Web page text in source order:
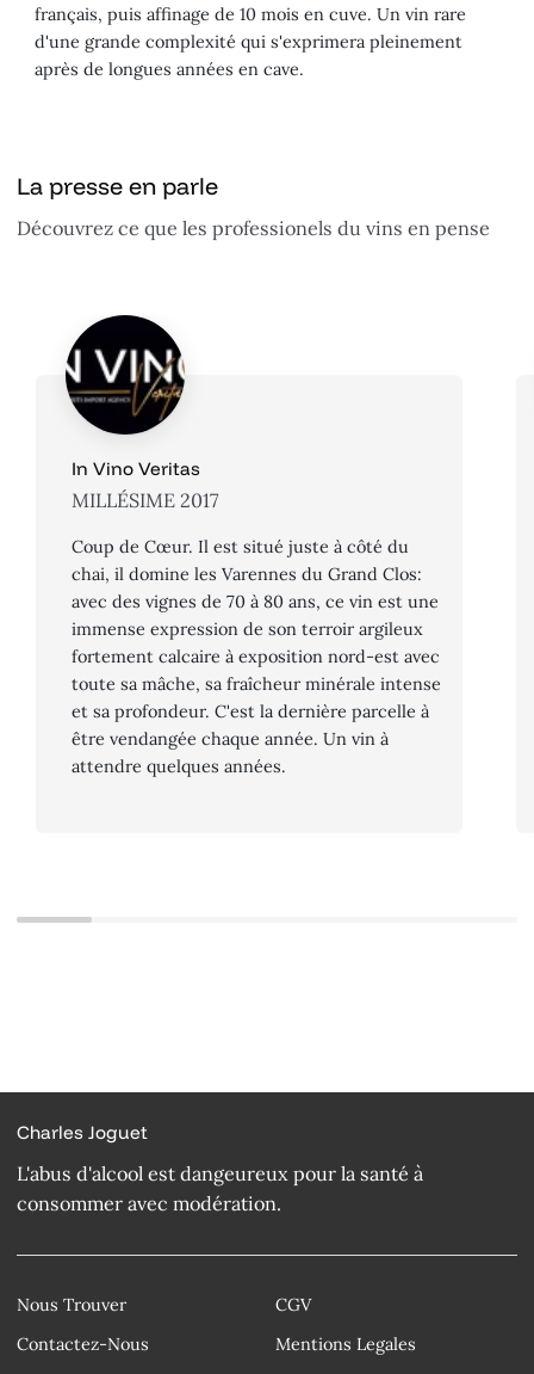
français, puis affinage de 10 mois en cuve. Un vin rare
d'une grande complexité qui s'exprimera pleinement
après de longues années en cave.
La presse en parle
Découvrez ce que les professionels du vins en pense
In Vino Veritas
MILLÉSIME 2017
Coup de Cœur. Il est situé juste à côté du
chai, il domine les Varennes du Grand Clos:
avec des vignes de 70 à 80 ans, ce vin est une
immense expression de son terroir argileux
fortement calcaire à exposition nord-est avec
toute sa mâche, sa fraîcheur minérale intense
et sa profondeur. C'est la dernière parcelle à
être vendangée chaque année. Un vin à
attendre quelques années.
Charles Joguet
L'abus d'alcool est dangeureux pour la santé à
consommer avec modération.
Nous Trouver
Contactez-Nous
CGV
Mentions Legales